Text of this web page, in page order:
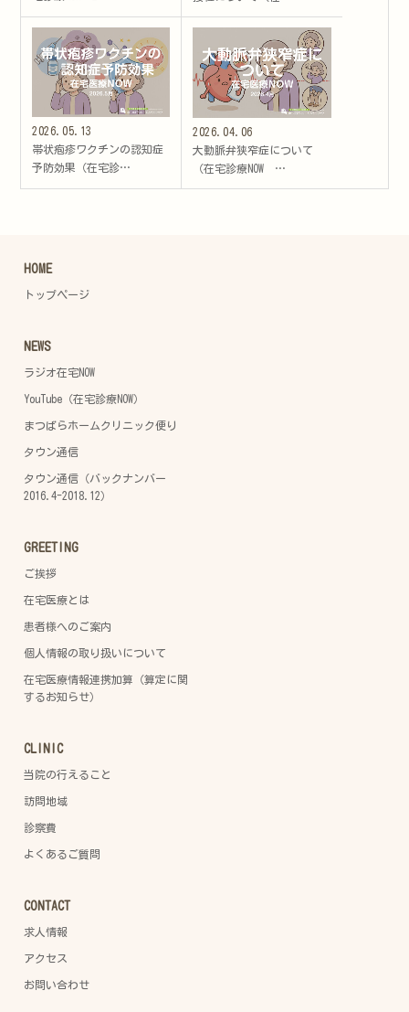
2026.05.13
帯状疱疹ワクチンの認知症
予防効果（在宅診…
2026.04.06
大動脈弁狭窄症について
（在宅診療NOW …
HOME
トップページ
NEWS
ラジオ在宅NOW
YouTube（在宅診療NOW）
まつばらホームクリニック便り
タウン通信
タウン通信（バックナンバー
2016.4-2018.12）
GREETING
ご挨拶
在宅医療とは
患者様へのご案内
個人情報の取り扱いについて
在宅医療情報連携加算（算定に関
するお知らせ）
CLINIC
当院の行えること
訪問地域
診察費
よくあるご質問
CONTACT
求人情報
アクセス
お問い合わせ